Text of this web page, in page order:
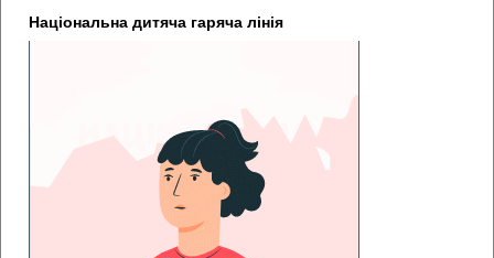
Національна дитяча гаряча лінія